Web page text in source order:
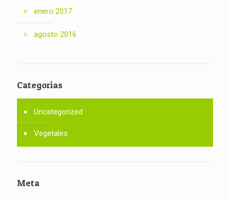
enero 2017
agosto 2016
Categorías
Uncategorized
Vegetales
Meta